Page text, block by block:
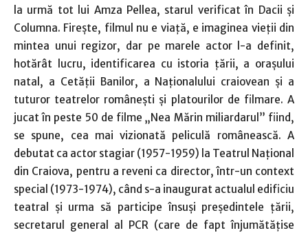
la urmă tot lui Amza Pellea, starul verificat în Dacii şi
Columna. Fireşte, filmul nu e viaţă, e imaginea vieţii din
mintea unui regizor, dar pe marele actor l-a definit,
hotărât lucru, identificarea cu istoria ţării, a oraşului
natal, a Cetăţii Banilor, a Naţionalului craiovean şi a
tuturor teatrelor româneşti şi platourilor de filmare. A
jucat în peste 50 de filme „Nea Mărin miliardarul” fiind,
se spune, cea mai vizionată peliculă românească. A
debutat ca actor stagiar (1957-1959) la Teatrul Naţional
din Craiova, pentru a reveni ca director, într-un context
special (1973-1974), când s-a inaugurat actualul edificiu
teatral şi urma să participe însuşi preşedintele ţării,
secretarul general al PCR (care de fapt înjumătăţise